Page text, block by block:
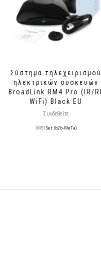
Σύστημα τηλεχειρισμού
ηλεκτρικών συσκευών
BroadLink RM4 Pro (IR/
WiFi) Black EU
Συνδεθείτε
IMEI Set: (b2b-MeTa)